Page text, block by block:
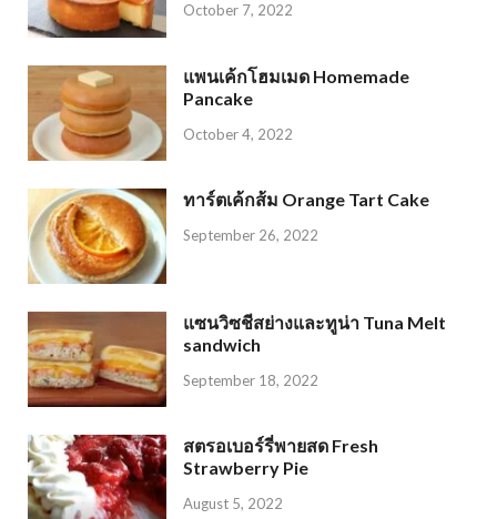
October 7, 2022
แพนเค้กโฮมเมด Homemade
Pancake
October 4, 2022
ทาร์ตเค้กส้ม Orange Tart Cake
September 26, 2022
แซนวิซชีสย่างและทูน่า Tuna Melt
sandwich
September 18, 2022
สตรอเบอร์รี่พายสด Fresh
Strawberry Pie
August 5, 2022